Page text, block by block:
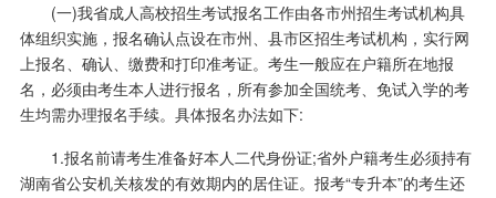
(一)我省成人高校招生考试报名工作由各市州招生考试机构具
体组织实施，报名确认点设在市州、县市区招生考试机构，实行网
上报名、确认、缴费和打印准考证。考生一般应在户籍所在地报
名，必须由考生本人进行报名，所有参加全国统考、免试入学的考
生均需办理报名手续。具体报名办法如下:
1.报名前请考生准备好本人二代身份证;省外户籍考生必须持有
湖南省公安机关核发的有效期内的居住证。报考“专升本”的考生还